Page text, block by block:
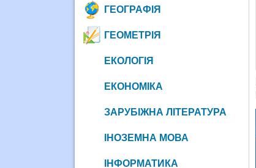
ГЕОГРАФІЯ
ГЕОМЕТРІЯ
ЕКОЛОГІЯ
ЕКОНОМІКА
ЗАРУБІЖНА ЛІТЕРАТУРА
ІНОЗЕМНА МОВА
ІНФОРМАТИКА